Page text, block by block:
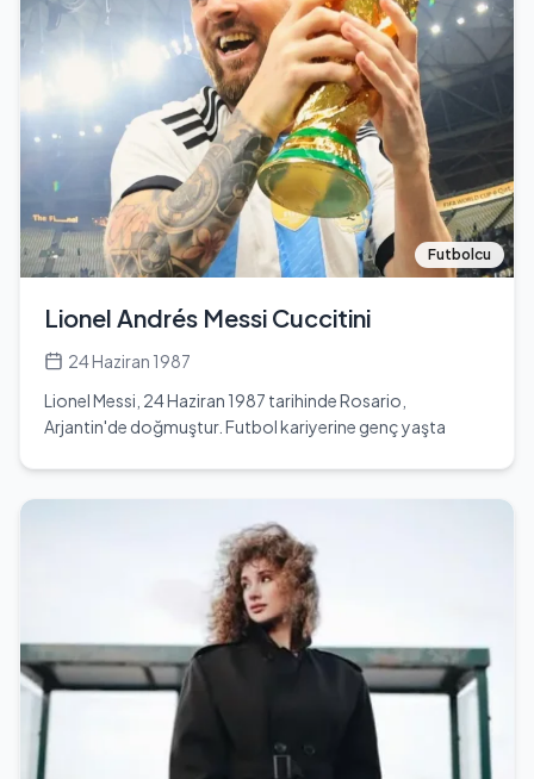
projelerde yer almış ve özellikle Show TV'de yayınlanan
'Güldür Güldür Show' isimli tiyatro oyununun kadrosunda
yer almasıyla dikkat çekmiştir. Ecem Erkek, sahne
performanslarıyla izleyicilerin beğenisini kazanmış ve
birçok projede yer alarak kariyerini sürdürmüştür. Kendi
alanında başarılı bir kariyere sahip olan Ecem, sosyal
medya platformlarında da aktif olarak yer almakta ve
takipçileriyle etkileşimde bulunmaktadır. Ancak, özel
hayatı hakkında çok fazla bilgi bulunmamaktadır. Eşi veya
sevgilisi hakkında herhangi bir bilgiye ulaşılamamıştır.
Ecem Erkek, 1,64 cm boyundadır ve kilosu hakkında bilgi
mevcut değildir. Eğitim hayatı ve kariyeri boyunca birçok
zorlukla karşılaşmış, ancak bu zorlukları aşarak kendini
geliştirmiştir. Ecem, Türkiye'de futbol takımları arasında
olarak, Ecem Erkek, yetenekli bir oyuncu olarak Türk
televizyon ve tiyatro dünyasında kendine sağlam bir yer
edinmiştir.
Futbolcu
Lionel Andrés Messi Cuccitini
24 Haziran 1987
Lionel Messi, 24 Haziran 1987 tarihinde Rosario,
Arjantin'de doğmuştur. Futbol kariyerine genç yaşta
gelişim göstermiş ve profesyonel kariyerine 2004 yılında
başlamıştır. Barcelona ile birlikte sayısız başarı elde etmiş,
UEFA Şampiyonlar Ligi, La Liga ve FIFA Kulüpler Dünya
Kupası gibi önemli turnuvalarda şampiyonluk yaşamıştır.
Messi, futbol dünyasında 'en iyi futbolcu' unvanını
kazanmış ve birçok kez Ballon d'Or ödülünü almıştır. 2021
yılında Paris Saint-Germain'e transfer olmuştur. Messi,
futbol kariyerinin yanı sıra, sosyal sorumluluk projelerine
de önem vermekte ve genç yeteneklere destek
olmaktadır. Eşi Antonella Roccuzzo ile mutlu bir evlilik
sürdürmekte ve üç çocuğu bulunmaktadır. Messi'nin